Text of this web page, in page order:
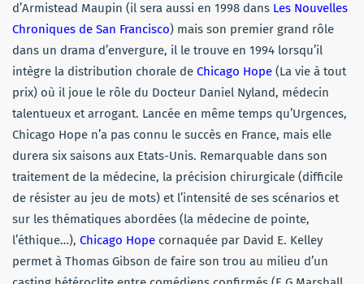
d’Armistead Maupin (il sera aussi en 1998 dans Les Nouvelles
Chroniques de San Francisco) mais son premier grand rôle
dans un drama d’envergure, il le trouve en 1994 lorsqu’il
intègre la distribution chorale de Chicago Hope (La vie à tout
prix) où il joue le rôle du Docteur Daniel Nyland, médecin
talentueux et arrogant. Lancée en même temps qu’Urgences,
Chicago Hope n’a pas connu le succès en France, mais elle
durera six saisons aux Etats-Unis. Remarquable dans son
traitement de la médecine, la précision chirurgicale (difficile
de résister au jeu de mots) et l’intensité de ses scénarios et
sur les thématiques abordées (la médecine de pointe,
l’éthique…), Chicago Hope cornaquée par David E. Kelley
permet à Thomas Gibson de faire son trou au milieu d’un